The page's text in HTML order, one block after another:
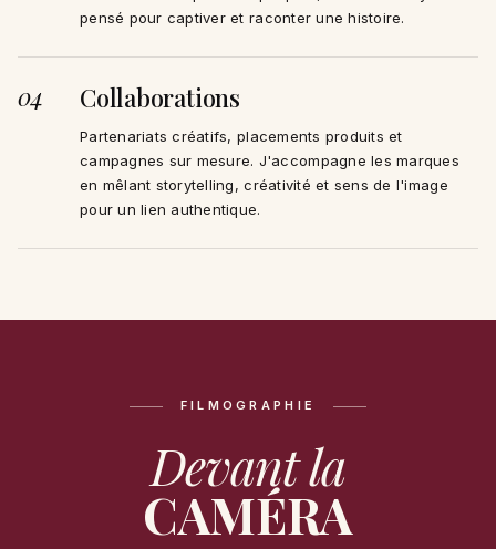
pensé pour captiver et raconter une histoire.
04 Collaborations
Partenariats créatifs, placements produits et
campagnes sur mesure. J'accompagne les marques
en mêlant storytelling, créativité et sens de l'image
pour un lien authentique.
FILMOGRAPHIE
Devant la
CAMÉRA